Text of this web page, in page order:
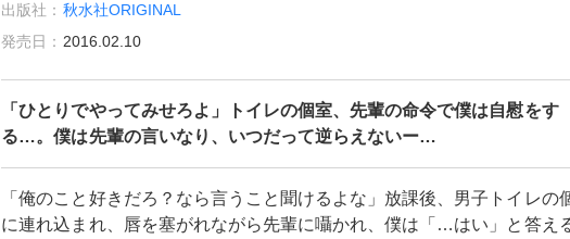
出版社： 秋水社ORIGINAL
発売日： 2016.02.10
「ひとりでやってみせろよ」トイレの個室、先輩の命令で僕は自慰をす
る…。僕は先輩の言いなり、いつだって逆らえないー…
「俺のこと好きだろ？なら言うこと聞けるよな」放課後、男子トイレの
に連れ込まれ、唇を塞がれながら先輩に囁かれ、僕は「…はい」と答え